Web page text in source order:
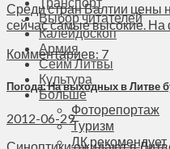
Выбор читателей
Калейдоскоп
Армия
Сейм Литвы
Культура
Больше
Фоторепортаж
Туризм
ЛК рекомендует
Среди стран Балтии цены
сейчас самые высокие. На
Комментариев: 7
Погода: На выходных в Литве
2012-06-29